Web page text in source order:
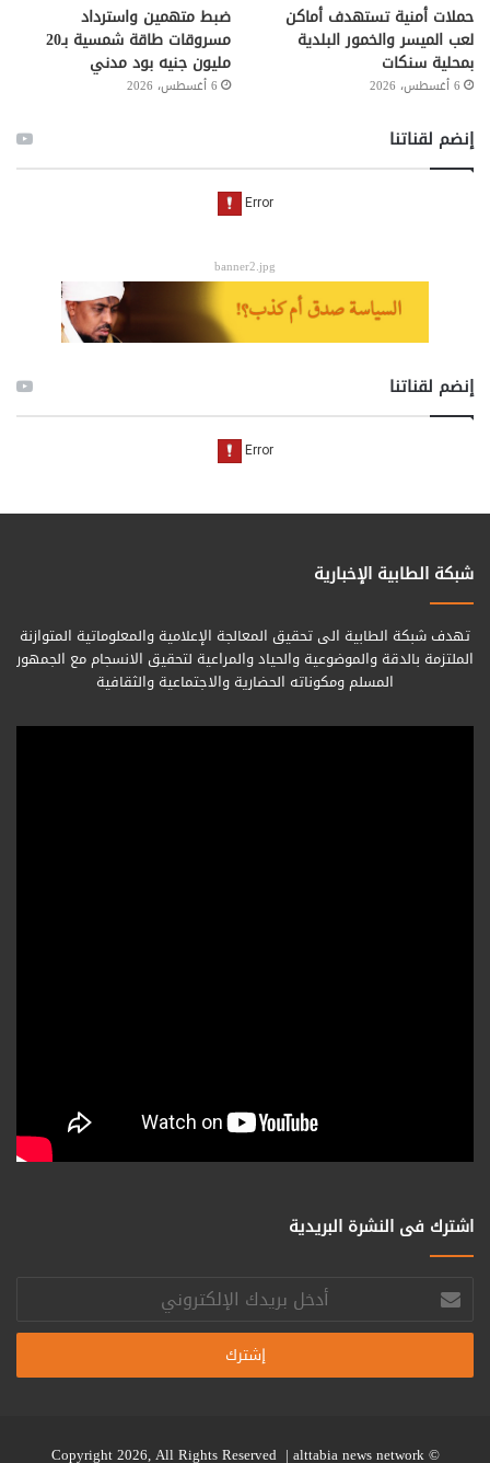
حملات أمنية تستهدف أماكن
لعب الميسر والخمور البلدية
بمحلية سنكات
6 أغسطس، 2026
ضبط متهمين واسترداد
مسروقات طاقة شمسية بـ20
مليون جنيه بود مدني
6 أغسطس، 2026
إنضم لقناتنا
banner2.jpg
إنضم لقناتنا
شبكة الطابية الإخبارية
تهدف شبكة الطابية الى تحقيق المعالجة الإعلامية والمعلوماتية المتوازنة
الملتزمة بالدقة والموضوعية والحياد والمراعية لتحقيق الانسجام مع الجمهور
المسلم ومكوناته الحضارية والاجتماعية والثقافية
اشترك فى النشرة البريدية
أدخل
بريدك
الإلكتروني
© Copyright 2026, All Rights Reserved |
alttabia news network